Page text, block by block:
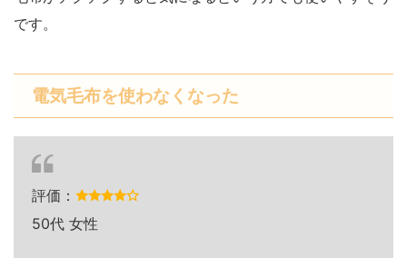
です。
電気毛布を使わなくなった
評価：
50代 女性